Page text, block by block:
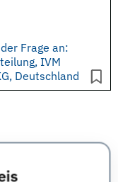
Frage an:
IVM
Deutschland